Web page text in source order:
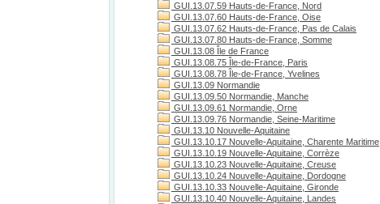
GUI.13.07.59 Hauts-de-France, Nord
GUI.13.07.60 Hauts-de-France, Oise
GUI.13.07.62 Hauts-de-France, Pas de Calais
GUI.13.07.80 Hauts-de-France, Somme
GUI.13.08 Île de France
GUI.13.08.75 Île-de-France, Paris
GUI.13.08.78 Île-de-France, Yvelines
GUI.13.09 Normandie
GUI.13.09.50 Normandie, Manche
GUI.13.09.61 Normandie, Orne
GUI.13.09.76 Normandie, Seine-Maritime
GUI.13.10 Nouvelle-Aquitaine
GUI.13.10.17 Nouvelle-Aquitaine, Charente Maritime
GUI.13.10.19 Nouvelle-Aquitaine, Corrèze
GUI.13.10.23 Nouvelle-Aquitaine, Creuse
GUI.13.10.24 Nouvelle-Aquitaine, Dordogne
GUI.13.10.33 Nouvelle-Aquitaine, Gironde
GUI.13.10.40 Nouvelle-Aquitaine, Landes